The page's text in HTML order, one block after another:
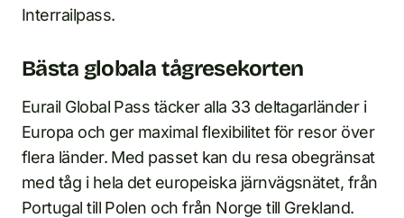
Interrailpass.
Bästa globala tågresekorten
Eurail Global Pass täcker alla 33 deltagarländer i
Europa och ger maximal flexibilitet för resor över
flera länder. Med passet kan du resa obegränsat
med tåg i hela det europeiska järnvägsnätet, från
Portugal till Polen och från Norge till Grekland.